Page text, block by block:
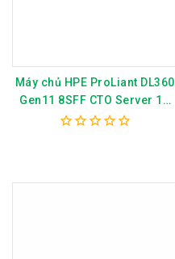
Máy chủ HPE ProLiant DL360
Gen11 8SFF CTO Server 1U
4514Y MR408i P52499-B21
5